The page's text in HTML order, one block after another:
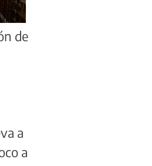
de
a
a